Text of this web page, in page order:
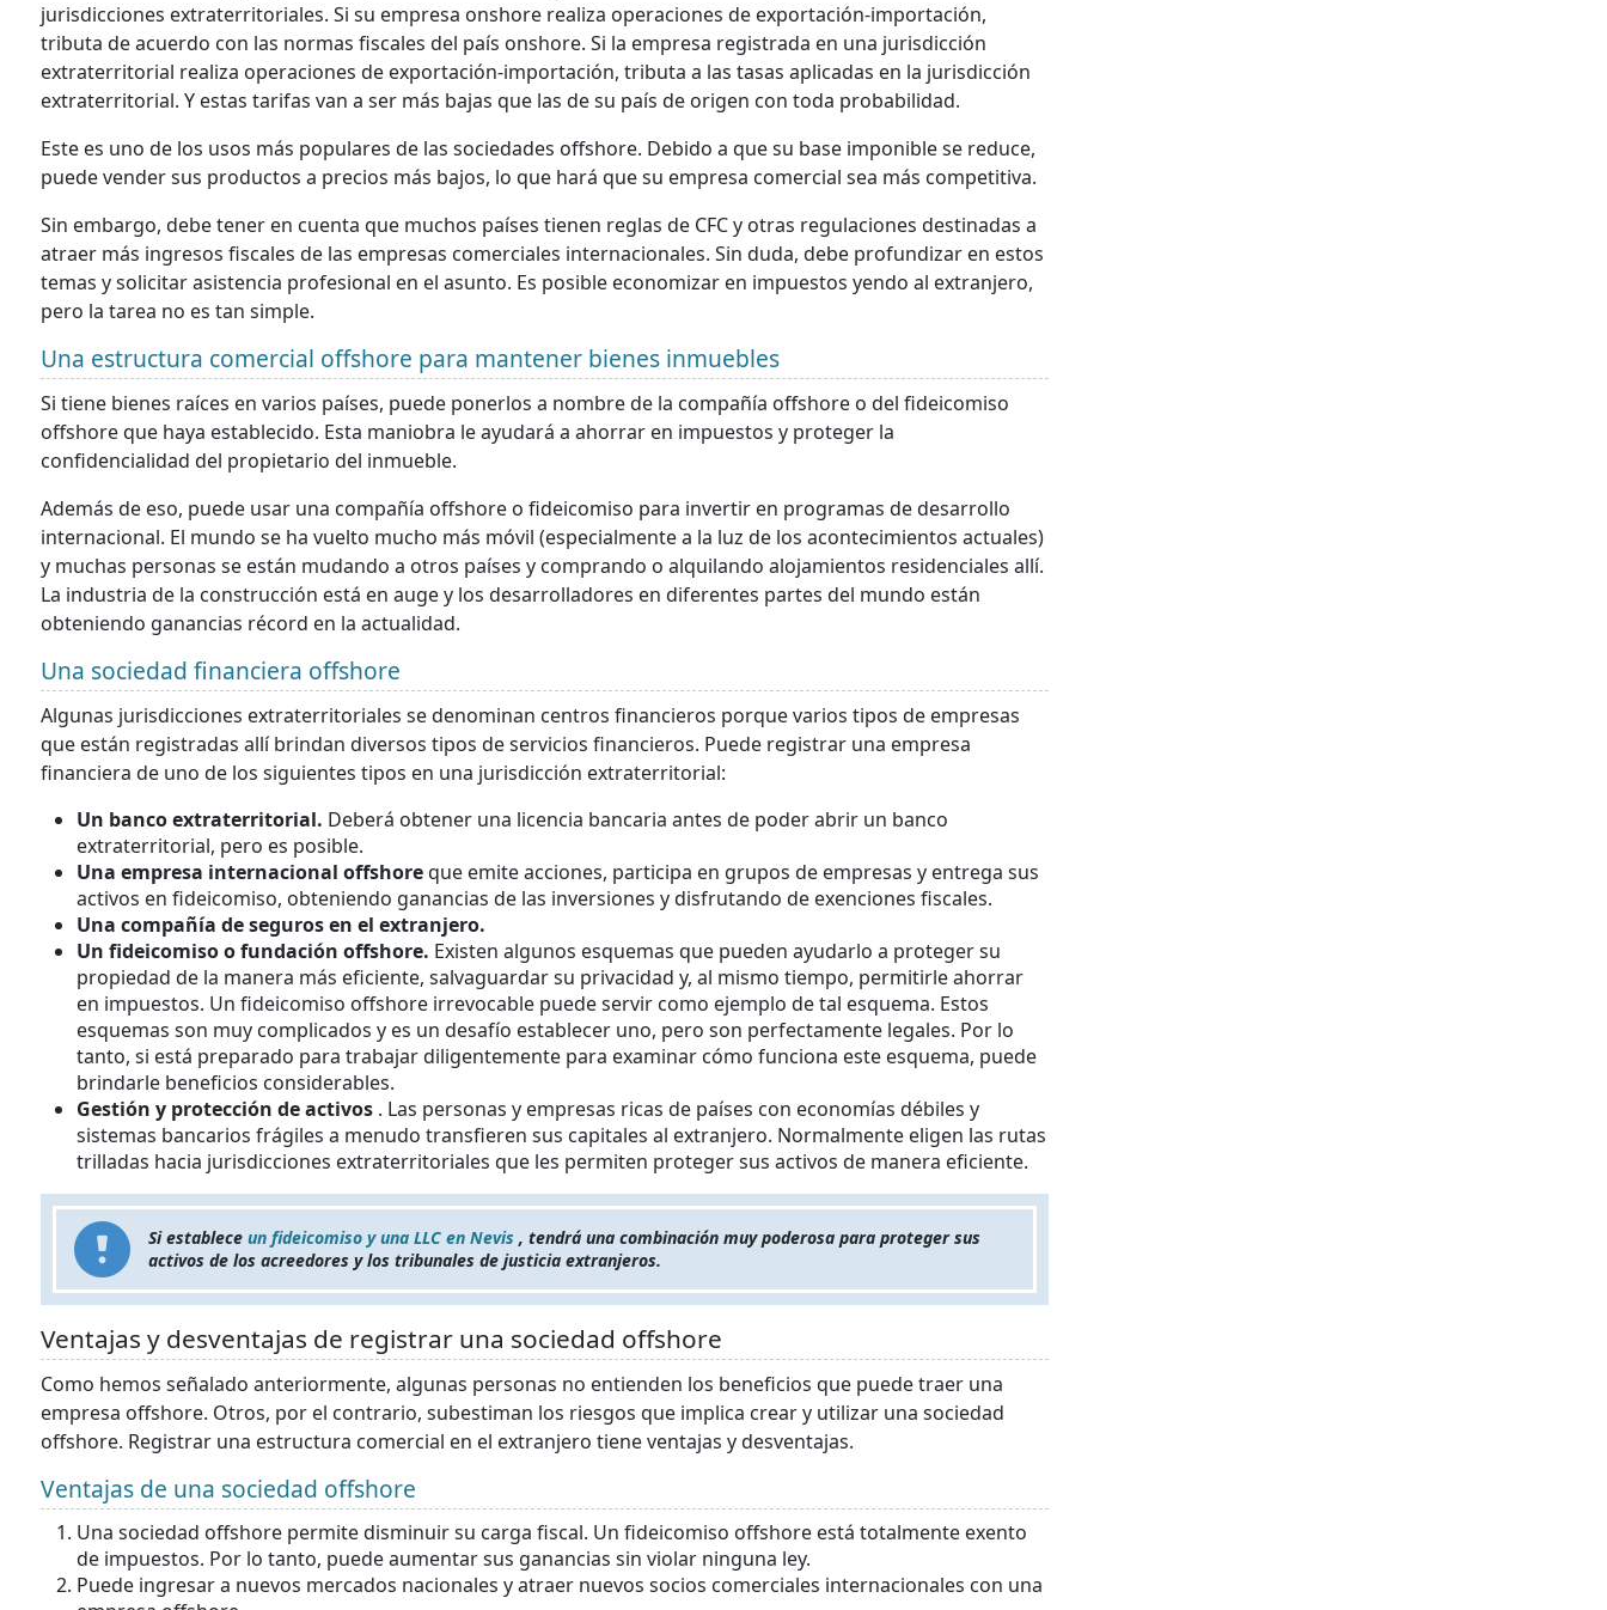
jurisdicciones extraterritoriales. Si su empresa onshore realiza operaciones de exportación-importación,
tributa de acuerdo con las normas fiscales del país onshore. Si la empresa registrada en una jurisdicción
extraterritorial realiza operaciones de exportación-importación, tributa a las tasas aplicadas en la jurisdicción
extraterritorial. Y estas tarifas van a ser más bajas que las de su país de origen con toda probabilidad.
Este es uno de los usos más populares de las sociedades offshore. Debido a que su base imponible se reduce,
puede vender sus productos a precios más bajos, lo que hará que su empresa comercial sea más competitiva.
Sin embargo, debe tener en cuenta que muchos países tienen reglas de CFC y otras regulaciones destinadas a
atraer más ingresos fiscales de las empresas comerciales internacionales. Sin duda, debe profundizar en estos
temas y solicitar asistencia profesional en el asunto. Es posible economizar en impuestos yendo al extranjero,
pero la tarea no es tan simple.
Una estructura comercial offshore para mantener bienes inmuebles
Si tiene bienes raíces en varios países, puede ponerlos a nombre de la compañía offshore o del fideicomiso
offshore que haya establecido. Esta maniobra le ayudará a ahorrar en impuestos y proteger la
confidencialidad del propietario del inmueble.
Además de eso, puede usar una compañía offshore o fideicomiso para invertir en programas de desarrollo
internacional. El mundo se ha vuelto mucho más móvil (especialmente a la luz de los acontecimientos actuales)
y muchas personas se están mudando a otros países y comprando o alquilando alojamientos residenciales allí.
La industria de la construcción está en auge y los desarrolladores en diferentes partes del mundo están
obteniendo ganancias récord en la actualidad.
Una sociedad financiera offshore
Algunas jurisdicciones extraterritoriales se denominan centros financieros porque varios tipos de empresas
que están registradas allí brindan diversos tipos de servicios financieros. Puede registrar una empresa
financiera de uno de los siguientes tipos en una jurisdicción extraterritorial:
Un banco extraterritorial. Deberá obtener una licencia bancaria antes de poder abrir un banco
extraterritorial, pero es posible.
Una empresa internacional offshoreque emite acciones, participa en grupos de empresas y entrega sus
activos en fideicomiso, obteniendo ganancias de las inversiones y disfrutando de exenciones fiscales.
Una compañía de seguros en el extranjero.
Un fideicomiso o fundación offshore. Existen algunos esquemas que pueden ayudarlo a proteger su
propiedad de la manera más eficiente, salvaguardar su privacidad y, al mismo tiempo, permitirle ahorrar
en impuestos. Un fideicomiso offshore irrevocable puede servir como ejemplo de tal esquema. Estos
esquemas son muy complicados y es un desafío establecer uno, pero son perfectamente legales. Por lo
tanto, si está preparado para trabajar diligentemente para examinar cómo funciona este esquema, puede
brindarle beneficios considerables.
Gestión y protección de activos . Las personas y empresas ricas de países con economías débiles y
sistemas bancarios frágiles a menudo transfieren sus capitales al extranjero. Normalmente eligen las rutas
trilladas hacia jurisdicciones extraterritoriales que les permiten proteger sus activos de manera eficiente.
Si establece un fideicomiso y una LLC en Nevis , tendrá una combinación muy poderosa para proteger sus
activos de los acreedores y los tribunales de justicia extranjeros.
Ventajas y desventajas de registrar una sociedad offshore
Como hemos señalado anteriormente, algunas personas no entienden los beneficios que puede traer una
empresa offshore. Otros, por el contrario, subestiman los riesgos que implica crear y utilizar una sociedad
offshore. Registrar una estructura comercial en el extranjero tiene ventajas y desventajas.
Ventajas de una sociedad offshore
Una sociedad offshore permite disminuir su carga fiscal. Un fideicomiso offshore está totalmente exento
de impuestos. Por lo tanto, puede aumentar sus ganancias sin violar ninguna ley.
Puede ingresar a nuevos mercados nacionales y atraer nuevos socios comerciales internacionales con una